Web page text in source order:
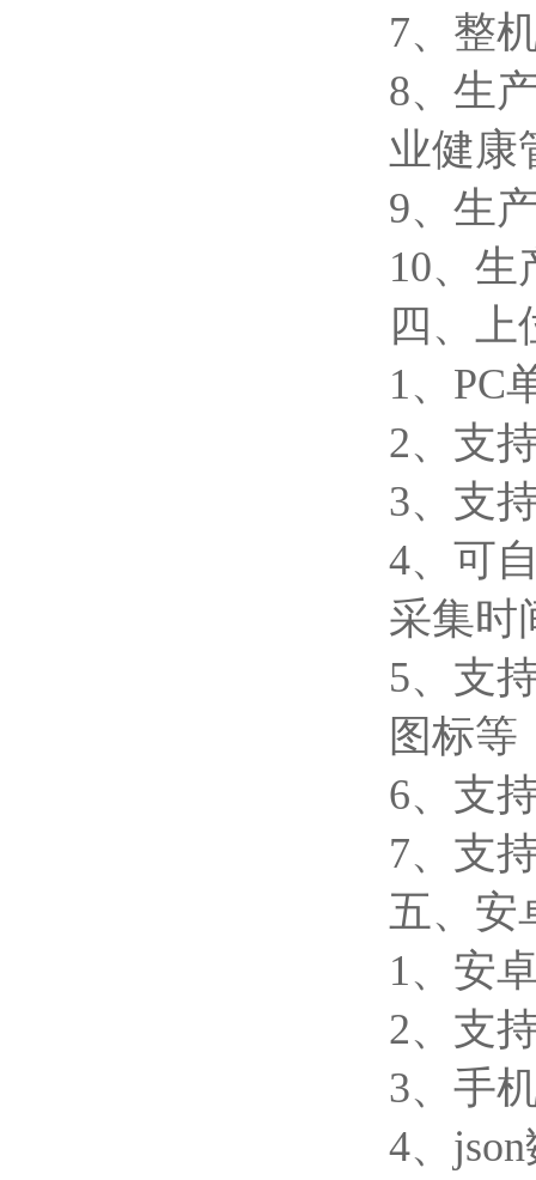
7、整
8、生
业健康
9、生
10、
四、上
1、PC
2、支
3、支
4、可
采集时
5、支
图标等
6、支
7、支
五、安
1、安
2、支
3、手
4、